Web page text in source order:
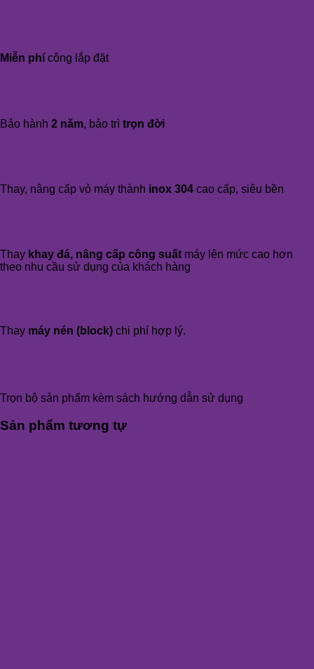
Miễn phí công lắp đặt
Bảo hành 2 năm, bảo trì trọn đời
Thay, nâng cấp vỏ máy thành inox 304 cao cấp, siêu bền
Thay khay đá, nâng cấp công suất máy lên mức cao hơn
theo nhu cầu sử dụng của khách hàng
Thay máy nén (block) chi phí hợp lý.
Trọn bộ sản phẩm kèm sách hướng dẫn sử dụng
Sản phẩm tương tự